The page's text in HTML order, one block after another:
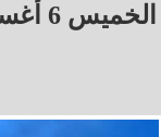
الخميس 6 أغسطس 2026